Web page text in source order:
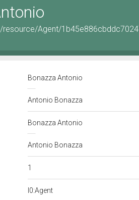
Agent/
Bonazza Antonio
Antonio Bonazza
Bonazza Antonio
Antonio Bonazza
1
l0:Agent